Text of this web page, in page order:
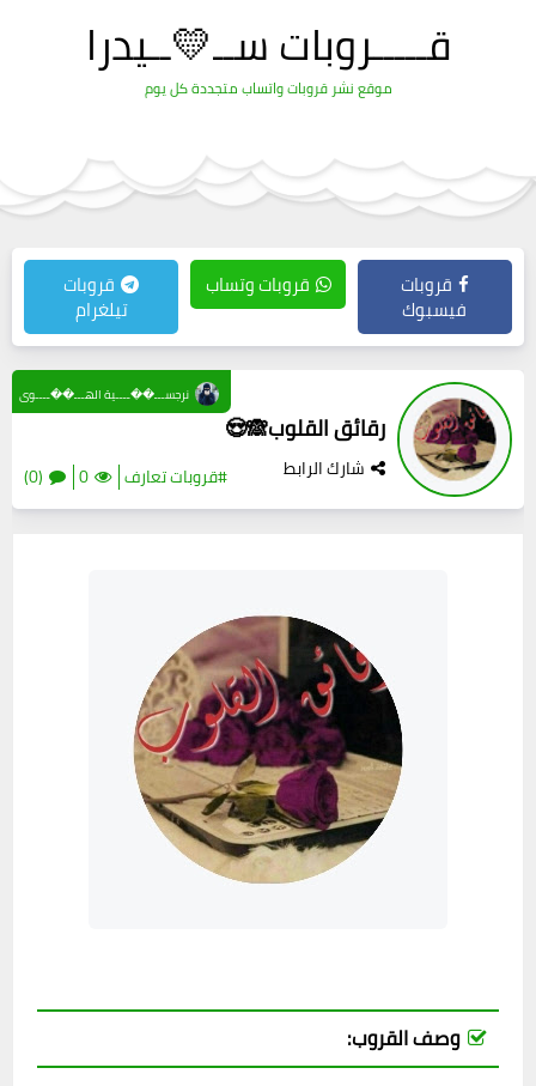
قـــــروبات ســ💛ــيدرا
موقع نشر قروبات واتساب متجددة كل يوم
قروبات
فيسبوك
قروبات وتساب قروبات
تيلغرام
رقائق القلوب🙈😍
شارك الرابط #قروبات تعارف 0
(0)
نرجســـ��ــــية الهـــ��ــــوى
وصف القروب: